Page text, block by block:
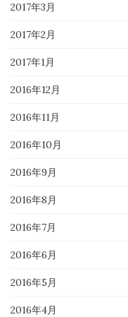
2017年3月
2017年2月
2017年1月
2016年12月
2016年11月
2016年10月
2016年9月
2016年8月
2016年7月
2016年6月
2016年5月
2016年4月